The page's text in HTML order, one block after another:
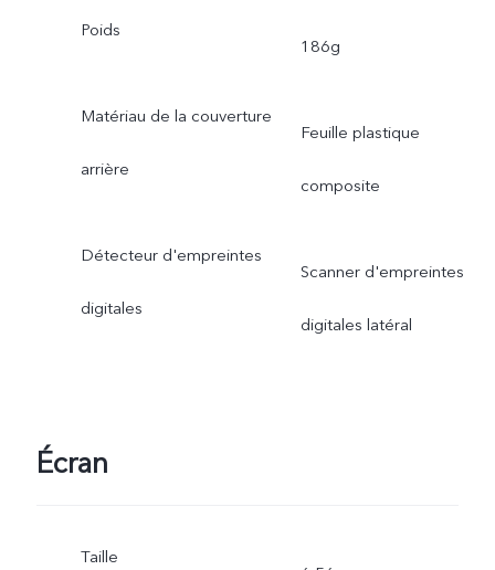
Poids
186g
Matériau de la couverture
arrière
Feuille plastique
composite
Détecteur d'empreintes
digitales
Scanner d'empreintes
digitales latéral
Écran
Taille